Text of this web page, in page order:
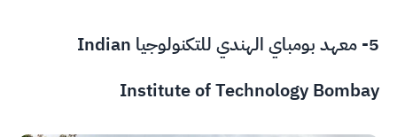
5-
معهد بومباي الهندي للتكنولوجيا Indian
Institute of Technology Bombay